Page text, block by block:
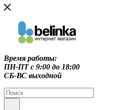
Время работы:
ПН-ПТ c 9:00 до 18:00
СБ-ВС выходной